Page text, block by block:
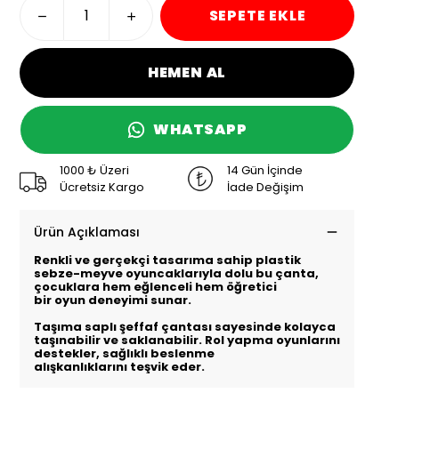
SEPETE EKLE
HEMEN AL
WHATSAPP
1000 ₺ Üzeri
Ücretsiz Kargo
14 Gün İçinde
İade Değişim
Ürün Açıklaması
Renkli ve gerçekçi tasarıma sahip plastik
sebze-meyve oyuncaklarıyla dolu bu çanta,
çocuklara hem eğlenceli hem öğretici
bir oyun deneyimi sunar.
Taşıma saplı şeffaf çantası sayesinde kolayca
taşınabilir ve saklanabilir. Rol yapma oyunlarını
destekler, sağlıklı beslenme
alışkanlıklarını teşvik eder.